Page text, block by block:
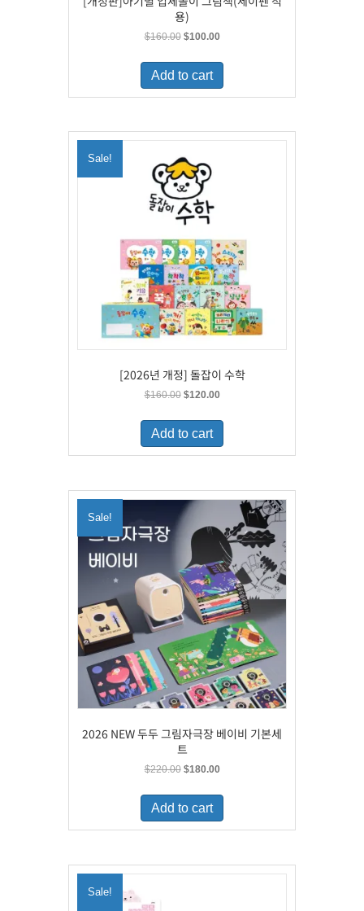
용)
$160.00 Original
was:
$160.00.
$100.00Current
is:
Add to cart
Sale!
[2026년 개정] 돌잡이 수학
$160.00 Original
was:
$160.00.
$120.00Current
is:
Add to cart
Sale!
2026 NEW 두두 그림자극장 베이비 기본세
트
$220.00 Original
was:
$220.00.
$180.00Current
is:
Add to cart
Sale!